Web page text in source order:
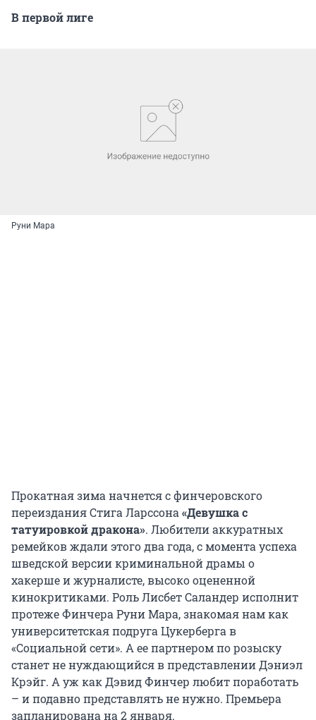
В первой лиге
Руни Мара
Прокатная зима начнется с финчеровского
переиздания Стига Ларссона «Девушка с
татуировкой дракона». Любители аккуратных
ремейков ждали этого два года, с момента успеха
шведской версии криминальной драмы о
хакерше и журналисте, высоко оцененной
кинокритиками. Роль Лисбет Саландер исполнит
протеже Финчера Руни Мара, знакомая нам как
университетская подруга Цукерберга в
«Социальной сети». А ее партнером по розыску
станет не нуждающийся в представлении Дэниэл
Крэйг. А уж как Дэвид Финчер любит поработать
– и подавно представлять не нужно. Премьера
запланирована на 2 января.